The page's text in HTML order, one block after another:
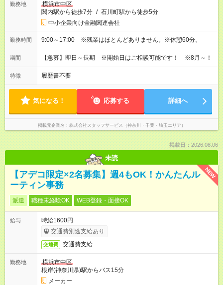
勤務地
横浜市中区
関内駅から徒歩7分 / 石川町駅から徒歩5分
中小企業向け金融関連会社
勤務時間 9:00～17:00 ※残業はほとんどありません。※休憩60分。
期間 【急募】即日～長期 ※開始日はご相談可能です！ ※8月～！
特徴 履歴書不要
気になる！ 応募する 詳細へ
掲載元企業名 株式会社スタッフサービス（神奈川・千葉・埼玉エリア）
掲載日：2026.08.06
未読
NEW
【アデコ限定×2名募集】週4もOK！かんたんル
ーティン事務
派遣 職種未経験OK WEB登録・面接OK
給与
時給1600円
交通費別途支給あり
交通費 交通費支給
勤務地
横浜市中区
根岸(神奈川県)駅からバス15分
メーカー